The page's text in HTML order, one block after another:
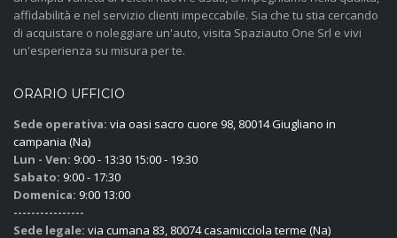
affidabilità e nel servizio clienti impeccabile. Sia che tu stia cercando
di acquistare o noleggiare un'auto, visita Spaziauto One Srl e vivi
un'esperienza su misura per te.
ORARIO UFFICIO
Sede operativa: via oasi sacro cuore 98, 80014 Giugliano in
campania (Na)
Lun - Ven: 9:00 - 13:30 15:00 - 19:30
Sabato: 9:00 - 17:30
Domenica: 9:00 13:00
----------------
Sede legale: via cumana 83, 80074 casamicciola terme (Na)